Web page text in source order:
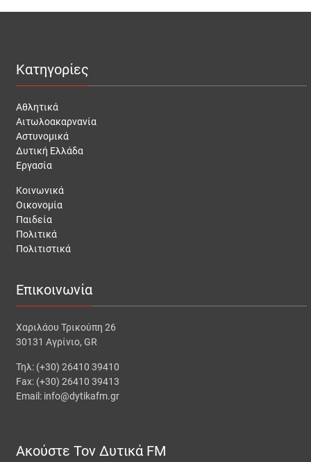
Κατηγορίες
Αθλητικά
Αιτωλοακαρνανία
Αστυνομικά
Δυτική Ελλάδα
Εργασία
Κοινωνικά
Οικονομία
Παιδεία
Πολιτικά
Πολιτιστικά
Επικοινωνία
Χαριλάου Τρικούπη 26
30131 Αγρίνιο, GR
Τηλ: (+30) 26410 39410
Fax: (+30) 26410 39413
Email: info@dytikafm.gr
Ακούστε Τον Δυτικά FM